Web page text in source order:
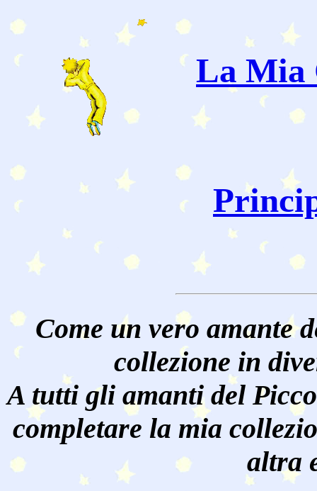
La Mia
Come un vero amante
collezione in
A tutti gli amanti del
completare la mia
altra